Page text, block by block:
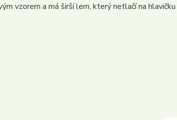
vzorem a má širší lem, který netlačí na